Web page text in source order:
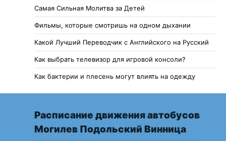
Самая Сильная Молитва за Детей
Фильмы, которые смотришь на одном дыхании
Какой Лучший Переводчик с Английского на Русский
Как выбрать телевизор для игровой консоли?
Как бактерии и плесень могут влиять на одежду
Расписание движения автобусов
Могилев Подольский Винница